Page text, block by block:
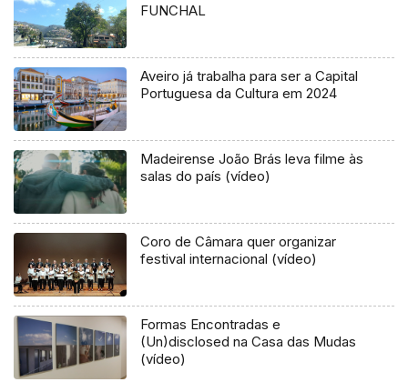
FUNCHAL
Aveiro já trabalha para ser a Capital
Portuguesa da Cultura em 2024
Madeirense João Brás leva filme às
salas do país (vídeo)
Coro de Câmara quer organizar
festival internacional (vídeo)
Formas Encontradas e
(Un)disclosed na Casa das Mudas
(vídeo)